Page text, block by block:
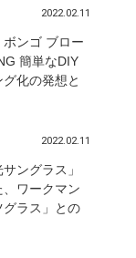
2022.02.11
ボンゴ ブロー
簡単なDIY
化の発想と
2022.02.11
ングラス」
ワークマン
ラス」との